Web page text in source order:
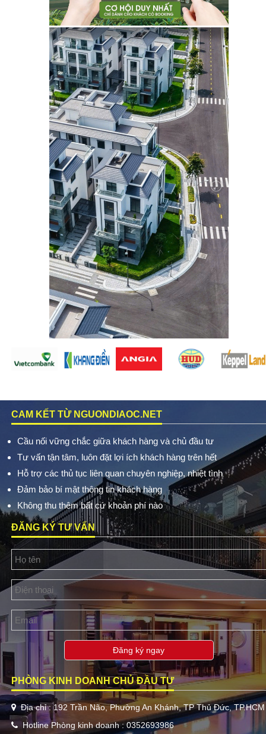
CAM KẾT TỪ NGUONDIAOC.NET
Cầu nối vững chắc giữa khách hàng và chủ đầu tư
Tư vấn tận tâm, luôn đặt lợi ích khách hàng trên hết
Hỗ trợ các thủ tục liên quan chuyên nghiệp, nhiệt tình
Đảm bảo bí mật thông tin khách hàng
Không thu thêm bất cứ khoản phí nào
ĐĂNG KÝ TƯ VẤN
Đăng ký ngay
PHÒNG KINH DOANH CHỦ ĐẦU TƯ
Địa chỉ : 192 Trần Não, Phường An Khánh, TP Thủ Đức, TP.HCM
Hotline Phòng kinh doanh : 0352693986